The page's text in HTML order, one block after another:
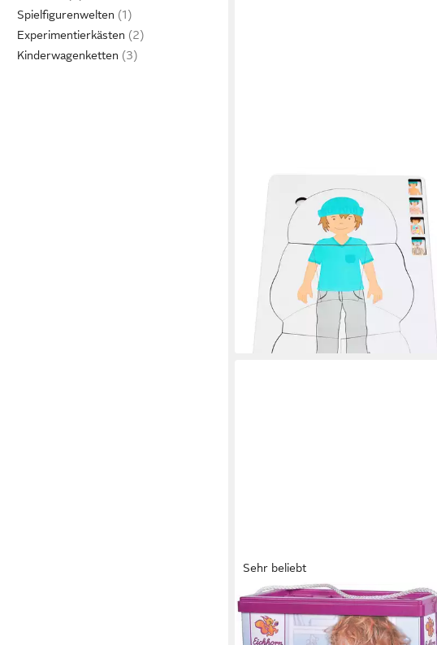
Spielfigurenwelten
Experimentierkästen
Kinderwagenketten
BETZOLD
Puzzle Lagenpuzzle „Anatomie“,
Puzzleteile
24,95 €
lieferbar - in 4-5 Werktagen bei dir
Sehr beliebt
EICHHORN
Bunt Spielbausteine, (100 St), Made
in Germany